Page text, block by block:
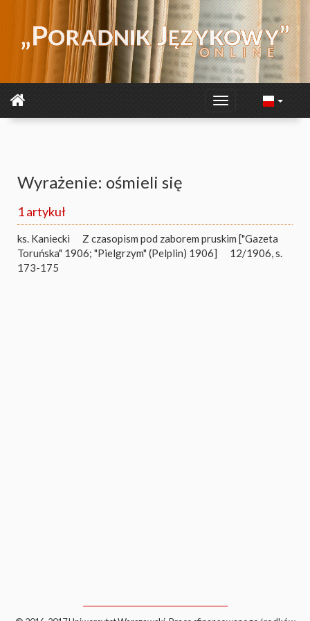
Wyrażenie: ośmieli się
1 artykuł
ks. Kaniecki
Z czasopism pod zaborem pruskim ["Gazeta
Toruńska" 1906; "Pielgrzym" (Pelplin) 1906]
12/1906, s.
173-175